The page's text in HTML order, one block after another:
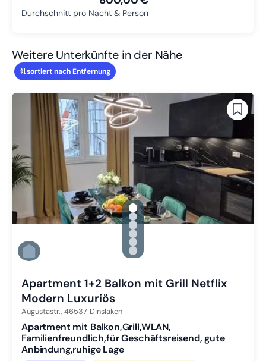
Durchschnitt pro Nacht & Person
Weitere Unterkünfte in der Nähe
sortiert nach Entfernung
gallery.slide_selector
Zu Slide 1 wechseln
Zu Slide 2 wechseln
Zu Slide 3 wechseln
Zu Slide 4 wechseln
Zu Slide 5 wechseln
Zu Slide 6 wechseln
Apartment 1+2 Balkon mit Grill Netflix
Modern Luxuriös
Augustastr., 46537 Dinslaken
Apartment mit Balkon,Grill,WLAN,
Familienfreundlich,für Geschäftsreisend, gute
Anbindung,ruhige Lage